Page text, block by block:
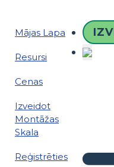
Mājas Lapa
Resursi
Cenas
Izveidot
Montāžas
Skala
Reģistrēties